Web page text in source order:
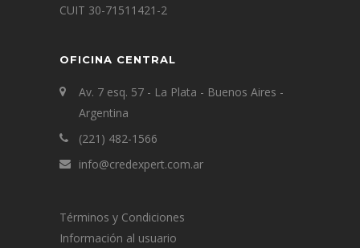
CUIT 30-71511421-2
OFICINA CENTRAL
Av. 7 esq. 57 - La Plata - Buenos Aires -
Argentina
(221) 482-1566
info@credexpert.com.ar
Términos y Condiciones
Información al usuario